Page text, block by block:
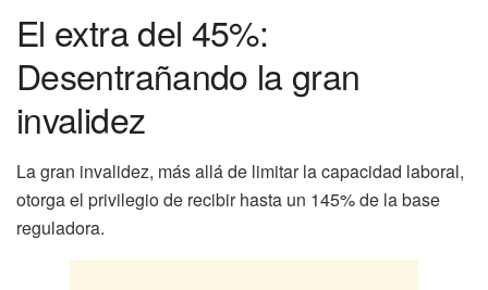
El extra del 45%:
Desentrañando la gran
invalidez
La gran invalidez, más allá de limitar la capacidad laboral,
otorga el privilegio de recibir hasta un 145% de la base
reguladora.